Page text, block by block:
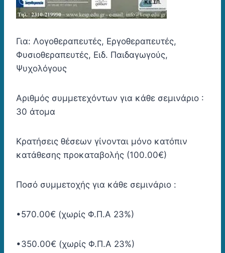
Για: Λογοθεραπευτές, Εργοθεραπευτές,
Φυσιοθεραπευτές, Ειδ. Παιδαγωγούς,
Ψυχολόγους
Αριθμός συμμετεχόντων για κάθε σεμινάριο :
30 άτομα
Κρατήσεις θέσεων γίνονται μόνο κατόπιν
κατάθεσης προκαταβολής (100.00€)
Ποσό συμμετοχής για κάθε σεμινάριο :
•570.00€ (χωρίς Φ.Π.Α 23%)
•350.00€ (χωρίς Φ.Π.Α 23%)